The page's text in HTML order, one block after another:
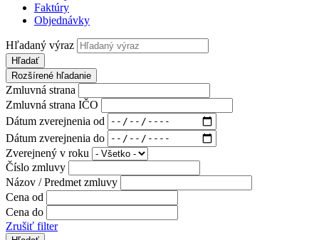
Faktúry
Objednávky
Hľadaný výraz
Hľadať
Rozšírené hľadanie
Zmluvná strana
Zmluvná strana IČO
Dátum zverejnenia od
Dátum zverejnenia do
Zverejnený v roku
Číslo zmluvy
Názov / Predmet zmluvy
Cena od
Cena do
Zrušiť filter